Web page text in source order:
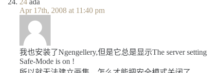
Apr 17th, 2008 at 11:40 pm
我也安装了Ngengellery,但是它总是显示The server setting
Safe-Mode is on !